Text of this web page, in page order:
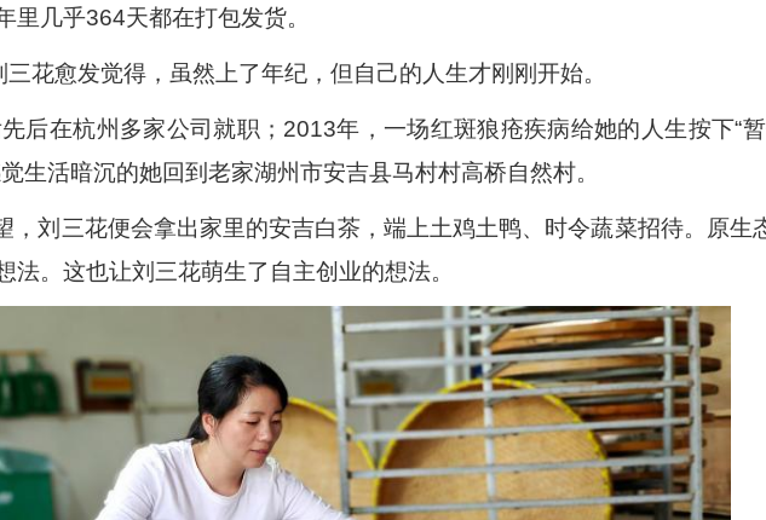
里几乎364天都在打包发货。
花愈发觉得，虽然上了年纪，但自己的人生才刚刚开始。
后在杭州多家公司就职；2013年，一场红斑狼疮疾病给她的人生按下“
生活暗沉的她回到老家湖州市安吉县马村村高桥自然村。
，刘三花便会拿出家里的安吉白茶，端上土鸡土鸭、时令蔬菜招待。原生
法。这也让刘三花萌生了自主创业的想法。